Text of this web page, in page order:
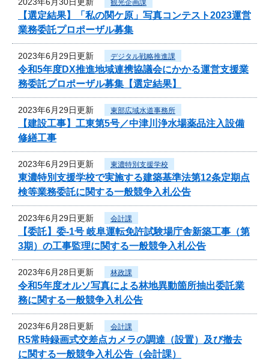
観光企画課
【選定結果】「私の関ケ原」写真コンテスト2023運営
業務委託プロポーザル募集
2023年6月29日更新 デジタル戦略推進課
令和5年度DX推進地域連携協議会にかかる運営支援業
務委託プロポーザル募集【選定結果】
2023年6月29日更新 東部広域水道事務所
【建設工事】工東第5号／中津川浄水場薬品注入設備
修繕工事
2023年6月29日更新 東濃特別支援学校
東濃特別支援学校で実施する建築基準法第12条定期点
検等業務委託に関する一般競争入札公告
2023年6月29日更新 会計課
【委託】委-1号 岐阜運転免許試験場庁舎新築工事（第
3期）の工事監理に関する一般競争入札公告
2023年6月28日更新 林政課
令和5年度オルソ写真による林地異動箇所抽出委託業
務に関する一般競争入札公告
2023年6月28日更新 会計課
R5常時録画式交差点カメラの調達（設置）及び撤去
に関する一般競争入札公告（会計課）